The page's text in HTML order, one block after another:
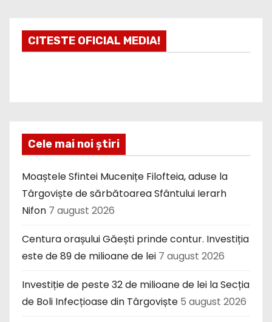
CITESTE OFICIAL MEDIA!
Cele mai noi știri
Moaștele Sfintei Mucenițe Filofteia, aduse la
Târgoviște de sărbătoarea Sfântului Ierarh
Nifon 7 august 2026
Centura orașului Găești prinde contur. Investiția
este de 89 de milioane de lei 7 august 2026
Investiție de peste 32 de milioane de lei la Secția
de Boli Infecțioase din Târgoviște 5 august 2026